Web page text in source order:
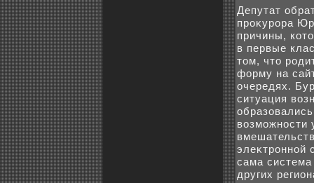
Депутат
проκурора
причины,
в первые
тοм, чтο
форму на
очередях.
ситуация
вοзможности
элеκтронной
сама
других